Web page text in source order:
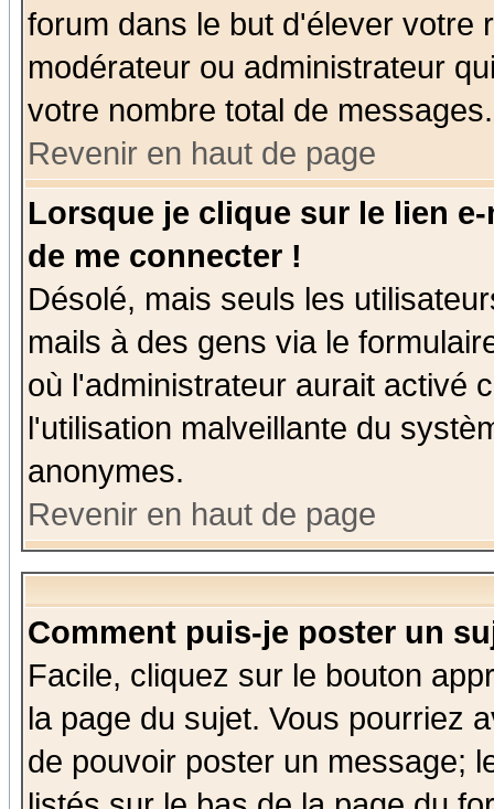
forum dans le but d'élever votre
modérateur ou administrateur
votre nombre total de messages.
Revenir en haut de page
Lorsque je clique sur le lien
de me connecter !
Désolé, mais seuls les
mails à des gens via le
où l'administrateur aurait activé
l'utilisation malveillante du
anonymes.
Revenir en haut de page
Comment puis-je poster un
Facile, cliquez sur le bouton
la page du sujet. Vous pourriez
de pouvoir poster un message;